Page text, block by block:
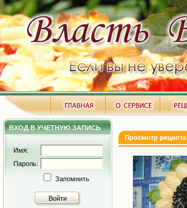
ВХОД В УЧЕТНУЮ ЗАПИСЬ
Имя:
Пароль:
Запомнить
Войти
Просмотр рецепта